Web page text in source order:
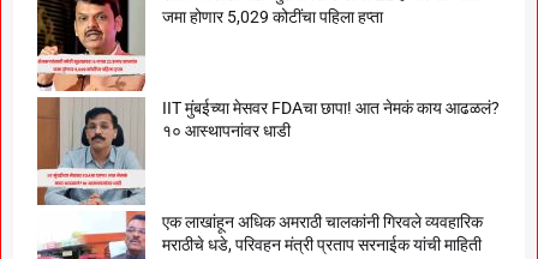
जमा होणार 5,029 कोटींचा पहिला हप्ता
IIT मुंबईच्या मेसवर FDAचा छापा! आत नेमकं काय आढळलं?
१० आस्थापनांवर धाडी
एक लाखांहून अधिक अमराठी चालकांनी गिरवले व्यवहारिक
मराठीचे धडे, परिवहन मंत्री प्रताप सरनाईक यांची माहिती